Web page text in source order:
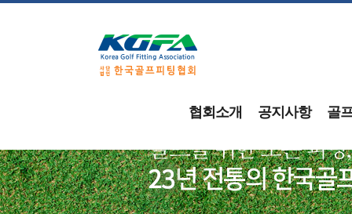
협회소개 공지사항 골